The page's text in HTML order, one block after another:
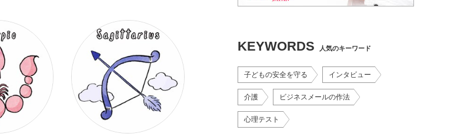
KEYWORDS 人気のキーワード
子どもの安全を守る インタビュー
介護 ビジネスメールの作法
心理テスト